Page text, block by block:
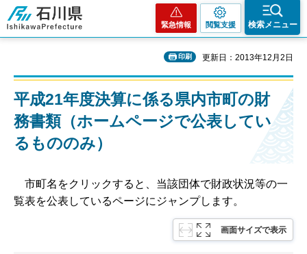
石川県
緊急情報 閲覧支援 検索メニュー
印刷 更新日：2013年12月2日
平成21年度決算に係る県内市町の財
務書類（ホームページで公表してい
るもののみ）
市町名をクリックすると、当該団体で財政状況等の一
覧表を公表しているページにジャンプします。
画面サイズで表示